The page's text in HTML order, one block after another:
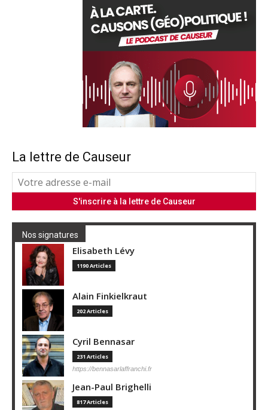
La lettre de Causeur
Nos signatures
Elisabeth Lévy
1190 Articles
Alain Finkielkraut
202 Articles
Cyril Bennasar
231 Articles
https://bennasarlaffranchi.fr
Jean-Paul Brighelli
817 Articles